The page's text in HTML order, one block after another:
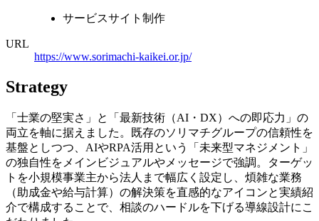
サービスサイト制作
URL
https://www.sorimachi-kaikei.or.jp/
Strategy
「士業の堅実さ」と「最新技術（AI・DX）への即応力」の
両立を軸に据えました。既存のソリマチグループの信頼性を
基盤としつつ、AIやRPA活用という「未来型マネジメント」
の独自性をメインビジュアルやメッセージで強調。ターゲッ
トを小規模事業主から法人まで幅広く設定し、煩雑な業務
（助成金や給与計算）の解決策を直感的なアイコンと実績紹
介で構成することで、相談のハードルを下げる導線設計にこ